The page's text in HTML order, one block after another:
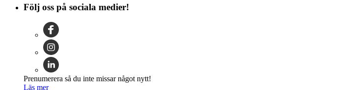
Följ oss på sociala medier!
Prenumerera så du inte missar något nytt!
Läs mer